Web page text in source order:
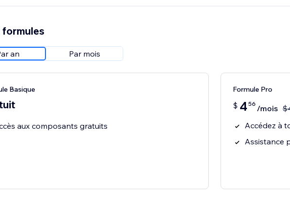
formules
an Par mois
Basique
aux composants gratuits
Formule Pro
$ 4 56 /mois $
Accédez à
Assistance